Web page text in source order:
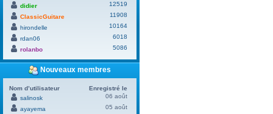
didier
12519
ClassicGuitare
11908
hirondelle
10164
rdan06
6018
rolanbo
5086
Nouveaux membres
Nom d’utilisateur
Enregistré le
salinosk
06 août
ayayema
05 août